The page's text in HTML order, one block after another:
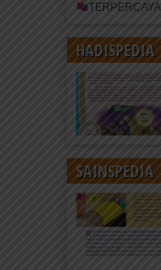
TERPERCAYA
HADISPEDIA
SAINSPEDIA